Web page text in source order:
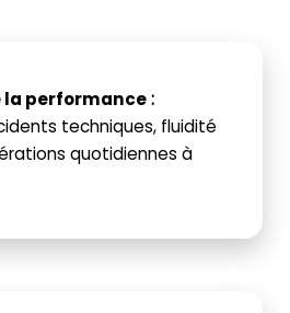
performance :
techniques, fluidité
quotidiennes à